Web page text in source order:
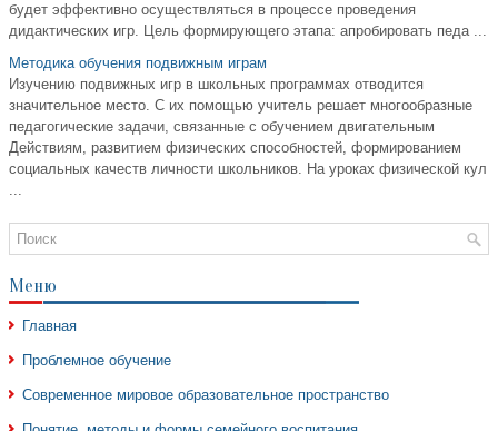
будет эффективно осуществляться в процессе проведения
дидактических игр. Цель формирующего этапа: апробировать педа ...
Методика обучения подвижным играм
Изучению подвижных игр в школьных программах отводится
значительное место. С их помощью учитель решает многообразные
педагогические задачи, связанные с обучением двигательным
Действиям, развитием физических способностей, формированием
социальных качеств личности школьников. На уроках физической кул
...
Меню
Главная
Проблемное обучение
Современное мировое образовательное пространство